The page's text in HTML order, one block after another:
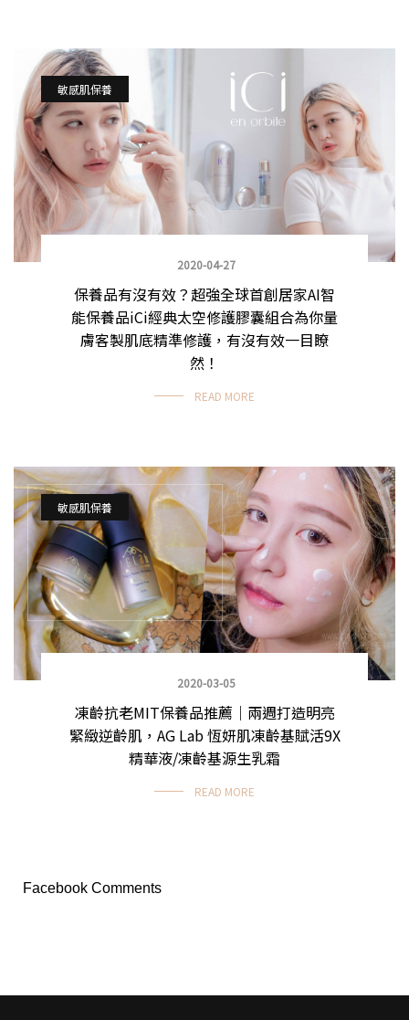
敏感肌保養
2020-04-27
保養品有沒有效？超強全球首創居家AI智
能保養品iCi經典太空修護膠囊組合為你量
膚客製肌底精準修護，有沒有效一目瞭
然！
READ MORE
敏感肌保養
2020-03-05
凍齡抗老MIT保養品推薦｜兩週打造明亮
緊緻逆齡肌，AG Lab 恆妍肌凍齡基賦活9X
精華液/凍齡基源生乳霜
READ MORE
Facebook Comments